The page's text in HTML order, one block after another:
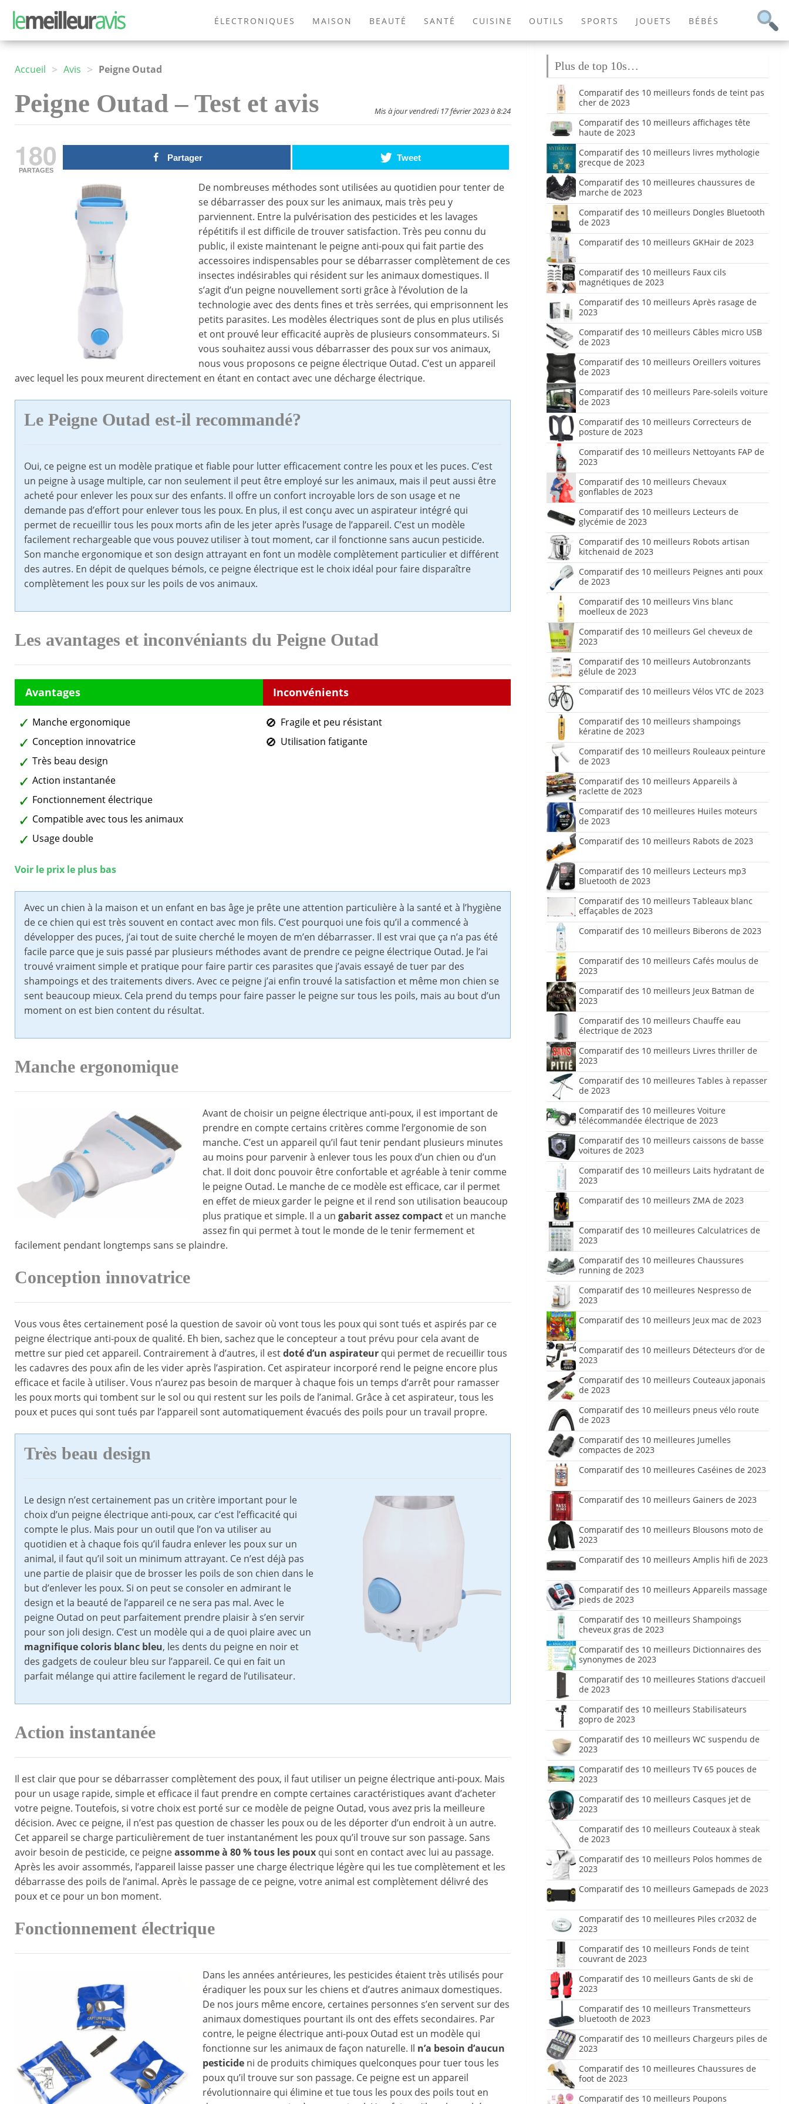
ÉLECTRONIQUES MAISON BEAUTÉ SANTÉ CUISINE OUTILS SPORTS JOUETS BÉBÉS
MODE EXTÉRIEUR ANIMAUX JEUX VIDÉOS LIVRES
Accueil > Avis > Peigne Outad
Peigne Outad – Test et avis Mis à jour vendredi 17 février 2023 à 8:24
180
PARTAGES
Partager Tweet
De nombreuses méthodes sont utilisées au quotidien pour tenter de
se débarrasser des poux sur les animaux, mais très peu y
parviennent. Entre la pulvérisation des pesticides et les lavages
répétitifs il est difficile de trouver satisfaction. Très peu connu du
public, il existe maintenant le peigne anti-poux qui fait partie des
accessoires indispensables pour se débarrasser complètement de ces
insectes indésirables qui résident sur les animaux domestiques. Il
s’agit d’un peigne nouvellement sorti grâce à l’évolution de la
technologie avec des dents fines et très serrées, qui emprisonnent les
petits parasites. Les modèles électriques sont de plus en plus utilisés
et ont prouvé leur efficacité auprès de plusieurs consommateurs. Si
vous souhaitez aussi vous débarrasser des poux sur vos animaux,
nous vous proposons ce peigne électrique Outad. C’est un appareil
avec lequel les poux meurent directement en étant en contact avec une décharge électrique.
Le Peigne Outad est-il recommandé?
Oui, ce peigne est un modèle pratique et fiable pour lutter efficacement contre les poux et les puces. C’est
un peigne à usage multiple, car non seulement il peut être employé sur les animaux, mais il peut aussi être
acheté pour enlever les poux sur des enfants. Il offre un confort incroyable lors de son usage et ne
demande pas d’effort pour enlever tous les poux. En plus, il est conçu avec un aspirateur intégré qui
permet de recueillir tous les poux morts afin de les jeter après l’usage de l’appareil. C’est un modèle
facilement rechargeable que vous pouvez utiliser à tout moment, car il fonctionne sans aucun pesticide.
Son manche ergonomique et son design attrayant en font un modèle complètement particulier et différent
des autres. En dépit de quelques bémols, ce peigne électrique est le choix idéal pour faire disparaître
complètement les poux sur les poils de vos animaux.
Les avantages et inconvéniants du Peigne Outad
Manche ergonomique
Conception innovatrice
Très beau design
Action instantanée
Fonctionnement électrique
Compatible avec tous les animaux
Usage double
Fragile et peu résistant
Utilisation fatigante
Voir le prix le plus bas
Avec un chien à la maison et un enfant en bas âge je prête une attention particulière à la santé et à l’hygiène
de ce chien qui est très souvent en contact avec mon fils. C’est pourquoi une fois qu’il a commencé à
développer des puces, j’ai tout de suite cherché le moyen de m’en débarrasser. Il est vrai que ça n’a pas été
facile parce que je suis passé par plusieurs méthodes avant de prendre ce peigne électrique Outad. Je l’ai
trouvé vraiment simple et pratique pour faire partir ces parasites que j’avais essayé de tuer par des
shampoings et des traitements divers. Avec ce peigne j’ai enfin trouvé la satisfaction et même mon chien se
sent beaucoup mieux. Cela prend du temps pour faire passer le peigne sur tous les poils, mais au bout d’un
moment on est bien content du résultat.
Manche ergonomique
Avant de choisir un peigne électrique anti-poux, il est important de
prendre en compte certains critères comme l’ergonomie de son
manche. C’est un appareil qu’il faut tenir pendant plusieurs minutes
au moins pour parvenir à enlever tous les poux d’un chien ou d’un
chat. Il doit donc pouvoir être confortable et agréable à tenir comme
le peigne Outad. Le manche de ce modèle est efficace, car il permet
en effet de mieux garder le peigne et il rend son utilisation beaucoup
plus pratique et simple. Il a un gabarit assez compact et un manche
assez fin qui permet à tout le monde de le tenir fermement et
facilement pendant longtemps sans se plaindre.
Conception innovatrice
Vous vous êtes certainement posé la question de savoir où vont tous les poux qui sont tués et aspirés par ce
peigne électrique anti-poux de qualité. Eh bien, sachez que le concepteur a tout prévu pour cela avant de
mettre sur pied cet appareil. Contrairement à d’autres, il estdoté d’un aspirateur qui permet de recueillir tous
les cadavres des poux afin de les vider après l’aspiration. Cet aspirateur incorporé rend le peigne encore plus
efficace et facile à utiliser. Vous n’aurez pas besoin de marquer à chaque fois un temps d’arrêt pour ramasser
les poux morts qui tombent sur le sol ou qui restent sur les poils de l’animal. Grâce à cet aspirateur, tous les
poux et puces qui sont tués par l’appareil sont automatiquement évacués des poils pour un travail propre.
Très beau design
Le design n’est certainement pas un critère important pour le
choix d’un peigne électrique anti-poux, car c’est l’efficacité qui
compte le plus. Mais pour un outil que l’on va utiliser au
quotidien et à chaque fois qu’il faudra enlever les poux sur un
animal, il faut qu’il soit un minimum attrayant. Ce n’est déjà pas
une partie de plaisir que de brosser les poils de son chien dans le
but d’enlever les poux. Si on peut se consoler en admirant le
design et la beauté de l’appareil ce ne sera pas mal. Avec le
peigne Outad on peut parfaitement prendre plaisir à s’en servir
pour son joli design. C’est un modèle qui a de quoi plaire avec un
magnifique coloris blanc bleu, les dents du peigne en noir et
des gadgets de couleur bleu sur l’appareil. Ce qui en fait un
parfait mélange qui attire facilement le regard de l’utilisateur.
Action instantanée
Il est clair que pour se débarrasser complètement des poux, il faut utiliser un peigne électrique anti-poux. Mais
pour un usage rapide, simple et efficace il faut prendre en compte certaines caractéristiques avant d’acheter
votre peigne. Toutefois, si votre choix est porté sur ce modèle de peigne Outad, vous avez pris la meilleure
décision. Avec ce peigne, il n’est pas question de chasser les poux ou de les déporter d’un endroit à un autre.
Cet appareil se charge particulièrement de tuer instantanément les poux qu’il trouve sur son passage. Sans
avoir besoin de pesticide, ce peigneassomme à 80 % tous les poux qui sont en contact avec lui au passage.
Après les avoir assommés, l’appareil laisse passer une charge électrique légère qui les tue complètement et les
débarrasse des poils de l’animal. Après le passage de ce peigne, votre animal est complètement délivré des
poux et ce pour un bon moment.
Fonctionnement électrique
Dans les années antérieures, les pesticides étaient très utilisés pour
éradiquer les poux sur les chiens et d’autres animaux domestiques.
De nos jours même encore, certaines personnes s’en servent sur des
animaux domestiques pourtant ils ont des effets secondaires. Par
contre, le peigne électrique anti-poux Outad est un modèle qui
fonctionne sur les animaux de façon naturelle. Il n’a besoin d’aucun
pesticide ni de produits chimiques quelconques pour tuer tous les
poux qu’il trouve sur son passage. Ce peigne est un appareil
révolutionnaire qui élimine et tue tous les poux des poils tout en
Plus de top 10s…
Comparatif des 10 meilleurs fonds de teint pas
cher de 2023
Comparatif des 10 meilleurs affichages tête
haute de 2023
Comparatif des 10 meilleurs livres mythologie
grecque de 2023
Comparatif des 10 meilleures chaussures de
marche de 2023
Comparatif des 10 meilleurs Dongles Bluetooth
de 2023
Comparatif des 10 meilleurs GKHair de 2023
Comparatif des 10 meilleurs Faux cils
magnétiques de 2023
Comparatif des 10 meilleurs Après rasage de
2023
Comparatif des 10 meilleurs Câbles micro USB
de 2023
Comparatif des 10 meilleurs Oreillers voitures
de 2023
Comparatif des 10 meilleurs Pare-soleils voiture
de 2023
Comparatif des 10 meilleurs Correcteurs de
posture de 2023
Comparatif des 10 meilleurs Nettoyants FAP de
2023
Comparatif des 10 meilleurs Chevaux
gonflables de 2023
Comparatif des 10 meilleurs Lecteurs de
glycémie de 2023
Comparatif des 10 meilleurs Robots artisan
kitchenaid de 2023
Comparatif des 10 meilleurs Peignes anti poux
de 2023
Comparatif des 10 meilleurs Vins blanc
moelleux de 2023
Comparatif des 10 meilleurs Gel cheveux de
2023
Comparatif des 10 meilleurs Autobronzants
gélule de 2023
Comparatif des 10 meilleurs Vélos VTC de 2023
Comparatif des 10 meilleurs shampoings
kératine de 2023
Comparatif des 10 meilleurs Rouleaux peinture
de 2023
Comparatif des 10 meilleurs Appareils à
raclette de 2023
Comparatif des 10 meilleures Huiles moteurs
de 2023
Comparatif des 10 meilleurs Rabots de 2023
Comparatif des 10 meilleurs Lecteurs mp3
Bluetooth de 2023
Comparatif des 10 meilleurs Tableaux blanc
effaçables de 2023
Comparatif des 10 meilleurs Biberons de 2023
Comparatif des 10 meilleurs Cafés moulus de
2023
Comparatif des 10 meilleurs Jeux Batman de
2023
Comparatif des 10 meilleurs Chauffe eau
électrique de 2023
Comparatif des 10 meilleurs Livres thriller de
2023
Comparatif des 10 meilleures Tables à repasser
de 2023
Comparatif des 10 meilleures Voiture
télécommandée électrique de 2023
Comparatif des 10 meilleurs caissons de basse
voitures de 2023
Comparatif des 10 meilleurs Laits hydratant de
2023
Comparatif des 10 meilleurs ZMA de 2023
Comparatif des 10 meilleures Calculatrices de
2023
Comparatif des 10 meilleures Chaussures
running de 2023
Comparatif des 10 meilleures Nespresso de
2023
Comparatif des 10 meilleurs Jeux mac de 2023
Comparatif des 10 meilleurs Détecteurs d’or de
2023
Comparatif des 10 meilleurs Couteaux japonais
de 2023
Comparatif des 10 meilleurs pneus vélo route
de 2023
Comparatif des 10 meilleures Jumelles
compactes de 2023
Comparatif des 10 meilleures Caséines de 2023
Comparatif des 10 meilleurs Gainers de 2023
Comparatif des 10 meilleurs Blousons moto de
2023
Comparatif des 10 meilleurs Amplis hifi de 2023
Comparatif des 10 meilleurs Appareils massage
pieds de 2023
Comparatif des 10 meilleurs Shampoings
cheveux gras de 2023
Comparatif des 10 meilleurs Dictionnaires des
synonymes de 2023
Comparatif des 10 meilleures Stations d’accueil
de 2023
Comparatif des 10 meilleurs Stabilisateurs
gopro de 2023
Comparatif des 10 meilleurs WC suspendu de
2023
Comparatif des 10 meilleurs TV 65 pouces de
2023
Comparatif des 10 meilleurs Casques jet de
2023
Comparatif des 10 meilleurs Couteaux à steak
de 2023
Comparatif des 10 meilleurs Polos hommes de
2023
Comparatif des 10 meilleurs Gamepads de 2023
Comparatif des 10 meilleures Piles cr2032 de
2023
Comparatif des 10 meilleurs Fonds de teint
couvrant de 2023
Comparatif des 10 meilleurs Gants de ski de
2023
Comparatif des 10 meilleurs Transmetteurs
bluetooth de 2023
Comparatif des 10 meilleurs Chargeurs piles de
2023
Comparatif des 10 meilleures Chaussures de
foot de 2023
Comparatif des 10 meilleurs Poupons